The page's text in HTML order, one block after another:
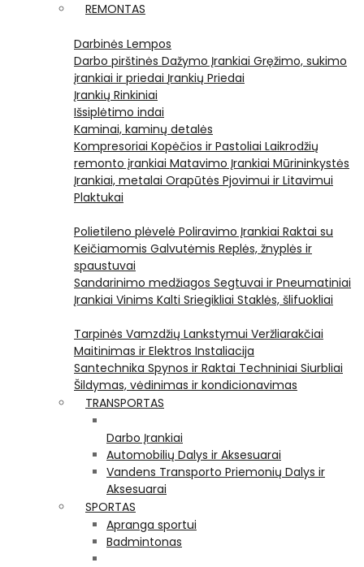
REMONTAS
Darbinės Lempos
Darbo pirštinės Dažymo Įrankiai Gręžimo, sukimo
įrankiai ir priedai Įrankių Priedai
Įrankių Rinkiniai
Išsiplėtimo indai
Kaminai, kaminų detalės
Kompresoriai Kopėčios ir Pastoliai Laikrodžių
remonto įrankiai Matavimo Įrankiai Mūrininkystės
Įrankiai, metalai Orapūtės Pjovimui ir Litavimui
Plaktukai
Polietileno plėvelė Poliravimo Įrankiai Raktai su
Keičiamomis Galvutėmis Replės, žnyplės ir
spaustuvai
Sandarinimo medžiagos Segtuvai ir Pneumatiniai
Įrankiai Vinims Kalti Sriegikliai Staklės, šlifuokliai
Tarpinės Vamzdžių Lankstymui Veržliarakčiai
Maitinimas ir Elektros Instaliacija
Santechnika Spynos ir Raktai Techniniai Siurbliai
Šildymas, vėdinimas ir kondicionavimas
TRANSPORTAS
Darbo Įrankiai
Automobilių Dalys ir Aksesuarai
Vandens Transporto Priemonių Dalys ir
Aksesuarai
SPORTAS
Apranga sportui
Badmintonas